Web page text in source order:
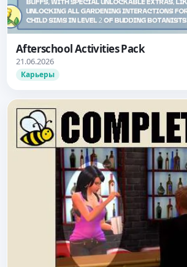
Afterschool Activities Pack
21.06.2026
Карьеры